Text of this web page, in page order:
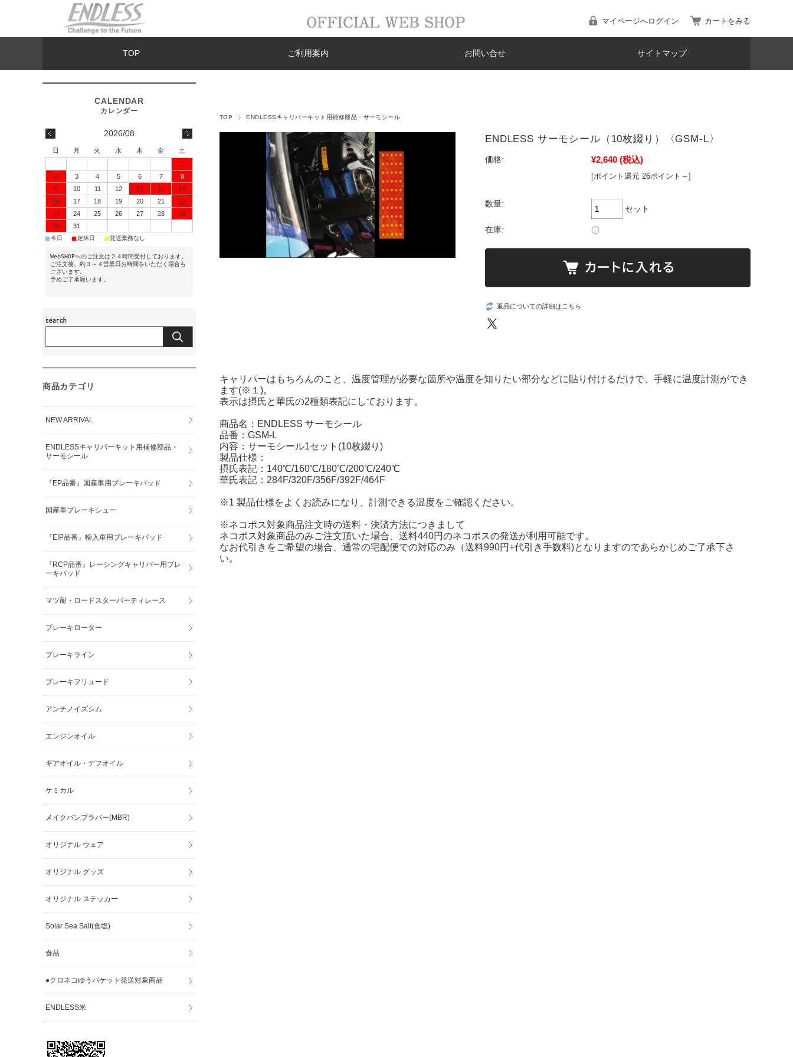
マイページへログイン カートをみる
TOP ご利用案内 お問い合せ サイトマップ
TOP ENDLESSキャリパーキット用補修部品・サーモシール
ENDLESS サーモシール（10枚綴り）〈GSM-L〉
価格: ¥2,640 (税込)
[ポイント還元 26ポイント～]
数量:
セット
在庫: 〇
返品についての詳細はこちら
キャリパーはもちろんのこと、温度管理が必要な箇所や温度を知りたい部分などに貼り付けるだけで、手軽に温度計測ができ
ます(※１)。
表示は摂氏と華氏の2種類表記にしております。
商品名：ENDLESS サーモシール
品番：GSM-L
内容：サーモシール1セット(10枚綴り)
製品仕様：
摂氏表記：140℃/160℃/180℃/200℃/240℃
華氏表記：284F/320F/356F/392F/464F
※1 製品仕様をよくお読みになり、計測できる温度をご確認ください。
※ネコポス対象商品注文時の送料・決済方法につきまして
ネコポス対象商品のみご注文頂いた場合、送料440円のネコポスの発送が利用可能です。
なお代引きをご希望の場合、通常の宅配便での対応のみ（送料990円+代引き手数料)となりますのであらかじめご了承下さ
い。
2026/08
日 月 火 水 木 金
土
1
2
3 4 5 6 7
8
9
10 11 12 13 14
15
16
17 18 19 20 21
22
23
24 25 26 27 28
29
30
31
■今日 ■定休日 ■発送業務なし
WebSHOPへのご注文は２４時間受付しております。
ご注文後、約３～４営業日お時間をいただく場合も
ございます。
予めご了承願います。
商品カテゴリ
NEW ARRIVAL
ENDLESSキャリパーキット用補修部品・
サーモシール
『EP品番』国産車用ブレーキパッド
国産車ブレーキシュー
『EIP品番』輸入車用ブレーキパッド
『RCP品番』レーシングキャリパー用ブレ
ーキパッド
マツ耐・ロードスターパーティレース
ブレーキローター
ブレーキライン
ブレーキフリュード
アンチノイズシム
エンジンオイル
ギアオイル・デフオイル
ケミカル
メイクバンプラバー(MBR)
オリジナル ウェア
オリジナル グッズ
オリジナル ステッカー
Solar Sea Salt(食塩)
食品
●クロネコゆうパケット発送対象商品
ENDLESS米